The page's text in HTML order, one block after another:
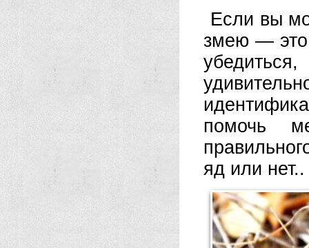
Если вы
змею — это
помочь
яд или нет..